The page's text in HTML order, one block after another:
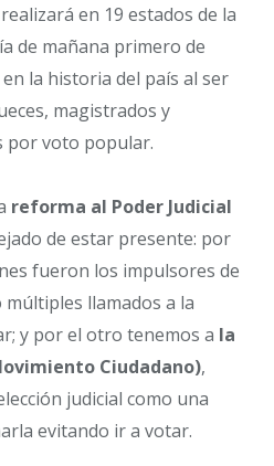
en 19 estados de la
de mañana primero de
la historia del país al ser
magistrados y
por voto popular.
reforma al Poder Judicial
de estar presente: por
fueron los impulsores de
llamados a la
y por el otro tenemos a la
Ciudadano),
judicial como una
evitando ir a votar.